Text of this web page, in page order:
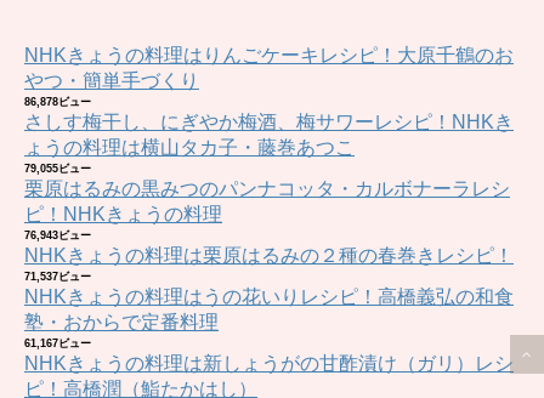
NHKきょうの料理はりんごケーキレシピ！大原千鶴のお
やつ・簡単手づくり
86,878ビュー
さしす梅干し、にぎやか梅酒、梅サワーレシピ！NHKき
ょうの料理は横山タカ子・藤巻あつこ
79,055ビュー
栗原はるみの黒みつのパンナコッタ・カルボナーラレシ
ピ！NHKきょうの料理
76,943ビュー
NHKきょうの料理は栗原はるみの２種の春巻きレシピ！
71,537ビュー
NHKきょうの料理はうの花いりレシピ！高橋義弘の和食
塾・おからで定番料理
61,167ビュー
NHKきょうの料理は新しょうがの甘酢漬け（ガリ）レシ
ピ！高橋潤（鮨たかはし）